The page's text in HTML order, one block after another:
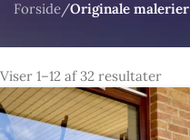
Forside/Originale malerier
Viser 1–12 af 32 resultater